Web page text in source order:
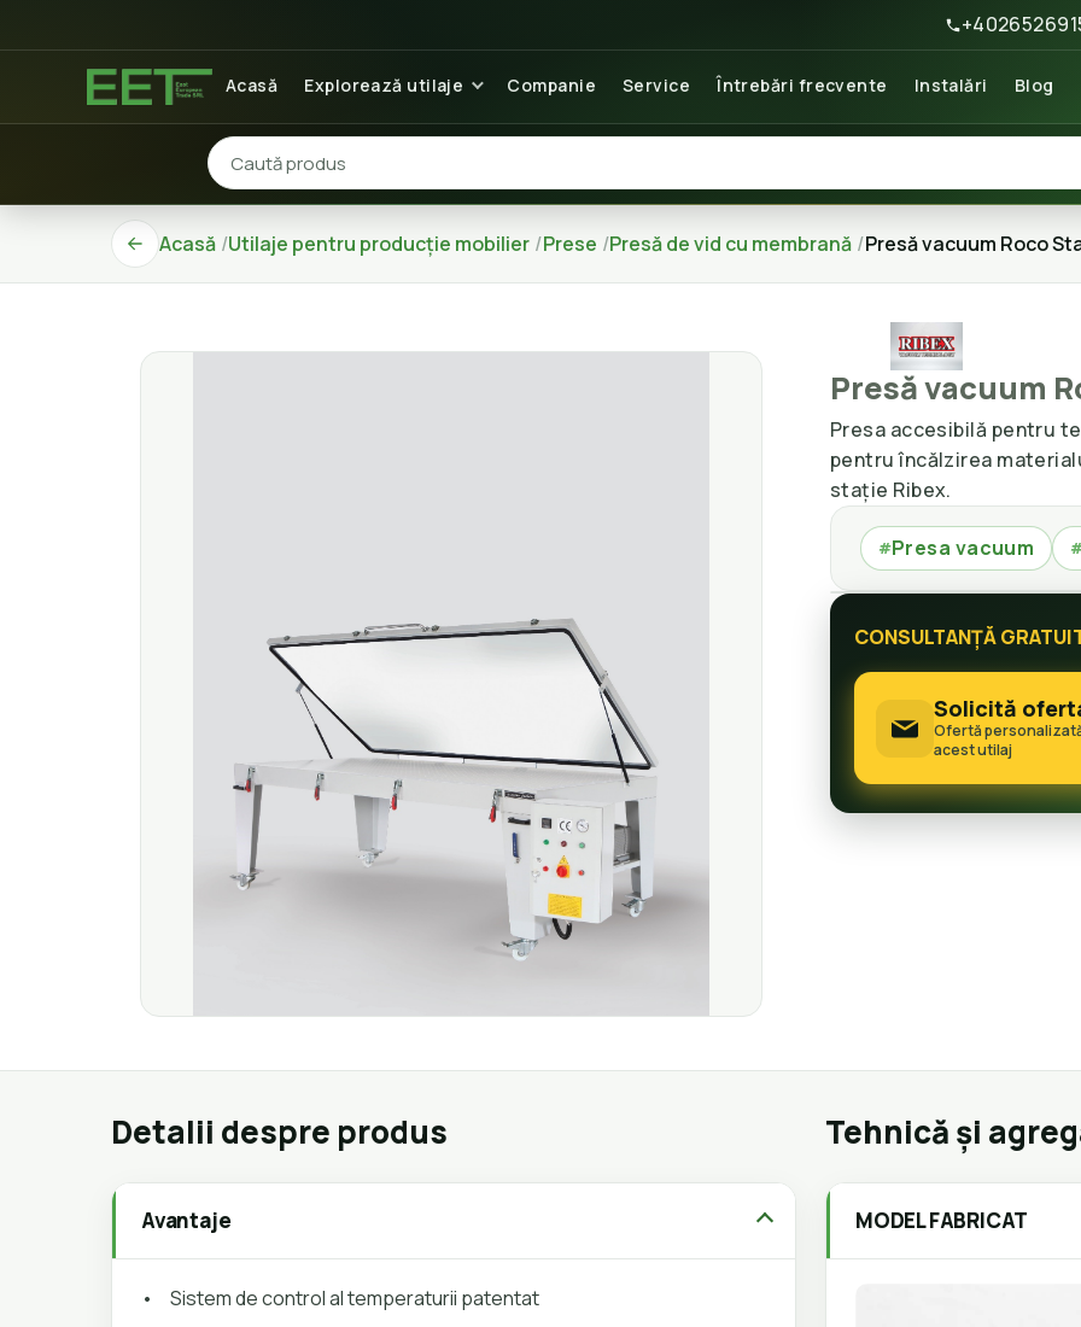
Acasă Explorează utilaje Companie Service Întrebări frecvente Instalări Blog
Acasă Utilaje pentru producție mobilier Prese Presă de vid cu membrană Presă vacuum Roco
Presă vacuum
Presa accesibilă pentru
pentru încălzirea
stație Ribex.
#Presa vacuum
CONSULTANȚĂ
Solicită
Ofertă
acest utilaj
Detalii despre produs
Avantaje
•
Sistem de control al temperaturii patentat
Tehnică și
MODEL FABRICAT